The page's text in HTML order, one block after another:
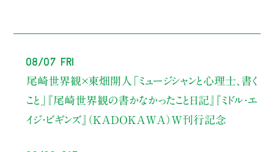
08/07 Fri
尾崎世界観×東畑開人
「ミュージシャンと心理士、書く
こと」
『尾崎世界観の書かなかったこと日記』『ミドル・エ
イジ・ビギンズ』（KADOKAWA）W刊行記念